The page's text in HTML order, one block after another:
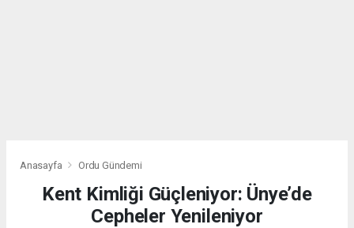
Anasayfa Ordu Gündemi
Kent Kimliği Güçleniyor: Ünye’de
Cepheler Yenileniyor